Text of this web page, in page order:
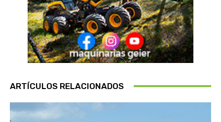
ARTÍCULOS RELACIONADOS